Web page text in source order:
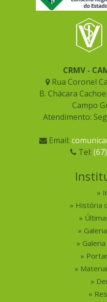
CRMV -
Rua Coronel
B. Chácara
Campo
Atendimento:
Email:
Tel:
História